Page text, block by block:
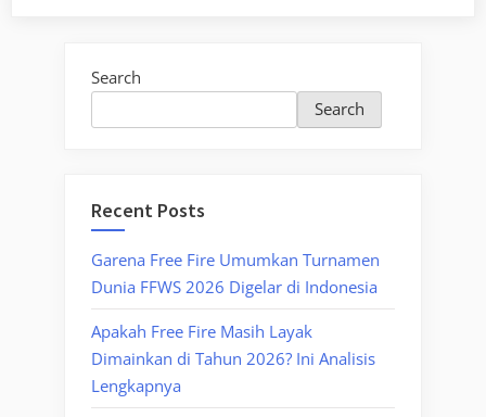
Search
Search
Recent Posts
Garena Free Fire Umumkan Turnamen
Dunia FFWS 2026 Digelar di Indonesia
Apakah Free Fire Masih Layak
Dimainkan di Tahun 2026? Ini Analisis
Lengkapnya